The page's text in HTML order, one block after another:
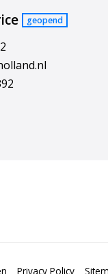
geopend
Privacy Policy